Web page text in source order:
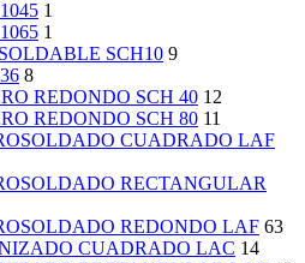
1
1
SCH10 9
8
REDONDO SCH 40 12
REDONDO SCH 80 11
CUADRADO LAF
RECTANGULAR
REDONDO LAF 63
CUADRADO LAC 14